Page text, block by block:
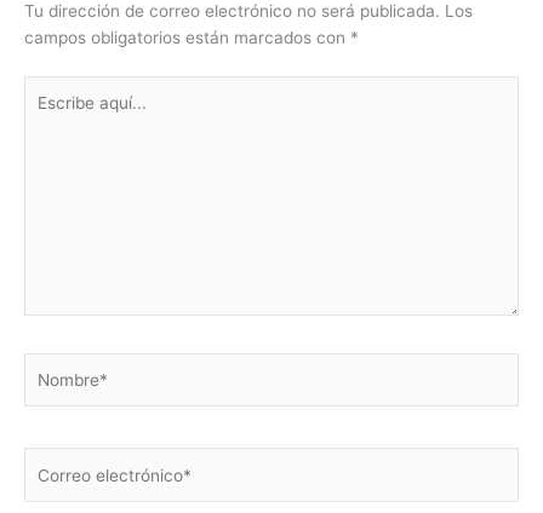
Tu dirección de correo electrónico no será publicada. Los
campos obligatorios están marcados con *
aquí...
electrónico*